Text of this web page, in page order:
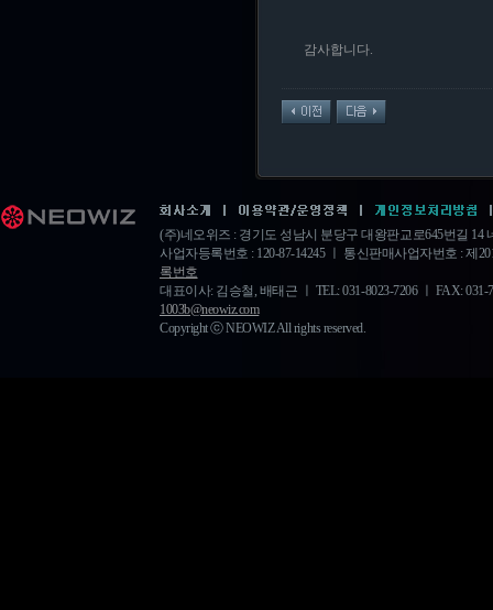
감사합니다.
(주)네오위즈 : 경기도 성남시 분당구 대왕판교로645번길 14
사업자등록번호 : 120-87-14245 ㅣ 통신판매사업자번호 : 제
록번호
대표이사: 김승철, 배태근 ㅣ TEL: 031-8023-7206 ㅣ FAX: 031-
1003b@neowiz.com
Copyright ⓒ NEOWIZ All rights reserved.